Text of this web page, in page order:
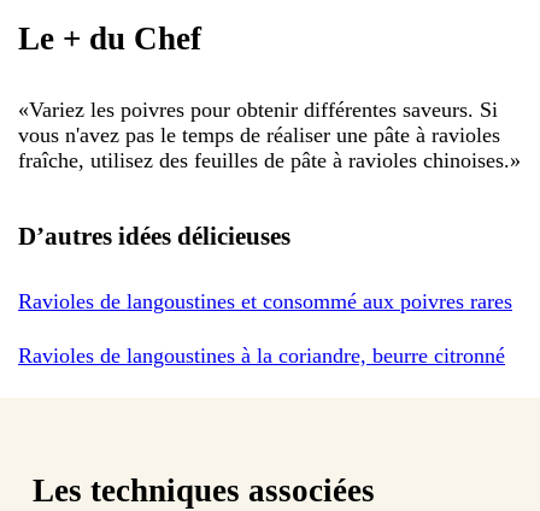
Le + du Chef
«Variez les poivres pour obtenir différentes saveurs. Si
vous n'avez pas le temps de réaliser une pâte à ravioles
fraîche, utilisez des feuilles de pâte à ravioles chinoises.»
D’autres idées délicieuses
Ravioles de langoustines et consommé aux poivres rares
Ravioles de langoustines à la coriandre, beurre citronné
Les techniques associées